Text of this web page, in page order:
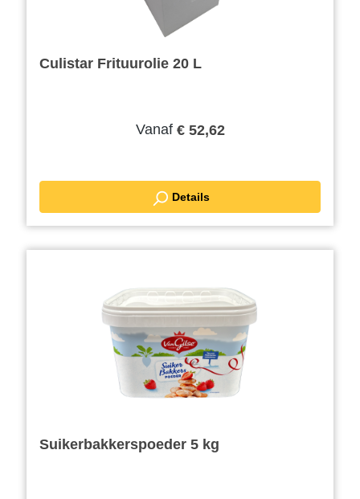
Culistar Frituurolie 20 L
Vanaf € 52,62
Details
Suikerbakkerspoeder 5 kg